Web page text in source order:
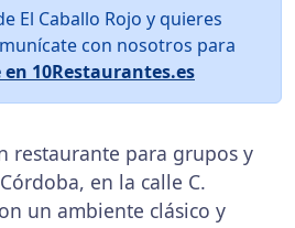
El Caballo Rojo y quieres
con nosotros para
10Restaurantes.es
restaurante para grupos y
en la calle C.
un ambiente clásico y